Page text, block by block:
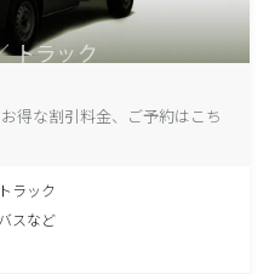
得な割引料金、ご予約はこち
ラック
スなど